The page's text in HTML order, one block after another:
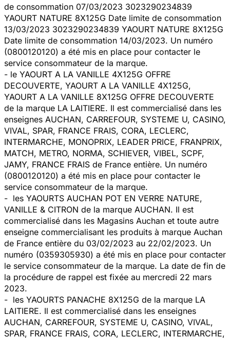
de consommation 07/03/2023 3023290234839
YAOURT NATURE 8X125G Date limite de consommation
13/03/2023 3023290234839 YAOURT NATURE 8X125G
Date limite de consommation 14/03/2023. Un numéro
(0800120120) a été mis en place pour contacter le
service consommateur de la marque.
- le YAOURT A LA VANILLE 4X125G OFFRE
DECOUVERTE, YAOURT A LA VANILLE 4X125G,
YAOURT A LA VANILLE 8X125G OFFRE DECOUVERTE
de la marque LA LAITIERE. Il est commercialisé dans les
enseignes AUCHAN, CARREFOUR, SYSTEME U, CASINO,
VIVAL, SPAR, FRANCE FRAIS, CORA, LECLERC,
INTERMARCHE, MONOPRIX, LEADER PRICE, FRANPRIX,
MATCH, METRO, NORMA, SCHIEVER, VIBEL, SCPF,
JAMY, FRANCE FRAIS de France entière. Un numéro
(0800120120) a été mis en place pour contacter le
service consommateur de la marque.
- les YAOURTS AUCHAN POT EN VERRE NATURE,
VANILLE & CITRON de la marque AUCHAN. Il est
commercialisé dans les Magasins Auchan et toute autre
enseigne commercialisant les produits à marque Auchan
de France entière du 03/02/2023 au 22/02/2023. Un
numéro (0359305930) a été mis en place pour contacter
le service consommateur de la marque. La date de fin de
la procédure de rappel est fixée au mercredi 22 mars
2023.
- les YAOURTS PANACHE 8X125G de la marque LA
LAITIERE. Il est commercialisé dans les enseignes
AUCHAN, CARREFOUR, SYSTEME U, CASINO, VIVAL,
SPAR, FRANCE FRAIS, CORA, LECLERC, INTERMARCHE,